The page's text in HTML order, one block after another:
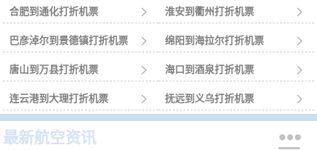
合肥到通化打折机票  淮安到衢州打折机票 
巴彦淖尔到景德镇打折机票  绵阳到海拉尔打折机票 
唐山到万县打折机票  海口到酒泉打折机票 
连云港到大理打折机票  抚远到义乌打折机票 
最新航空资讯 